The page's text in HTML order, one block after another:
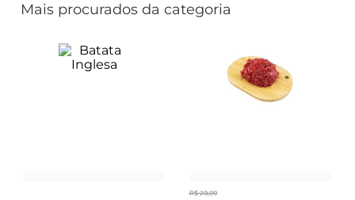
Mais procurados da categoria
R$ 20,00